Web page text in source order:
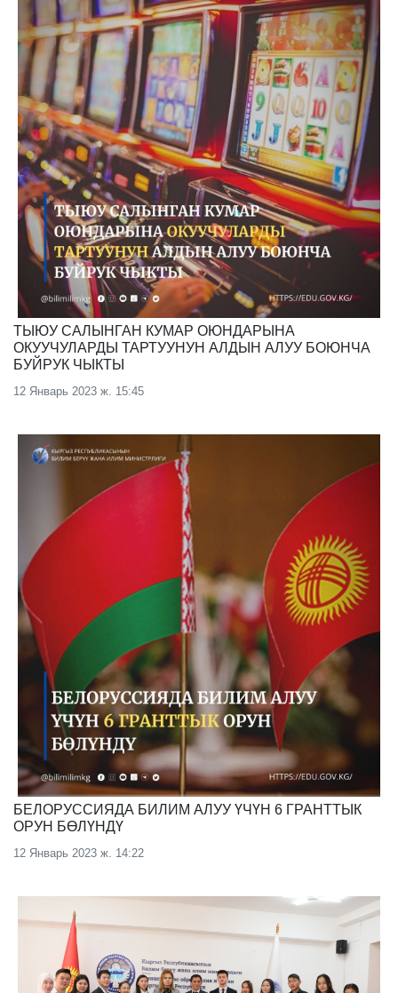
ТЫЮУ САЛЫНГАН КУМАР ОЮНДАРЫНА
ОКУУЧУЛАРДЫ ТАРТУУНУН АЛДЫН АЛУУ БОЮНЧА
БУЙРУК ЧЫКТЫ
12 Январь 2023 ж. 15:45
БЕЛОРУССИЯДА БИЛИМ АЛУУ ҮЧҮН 6 ГРАНТТЫК
ОРУН БӨЛҮНДҮ
12 Январь 2023 ж. 14:22